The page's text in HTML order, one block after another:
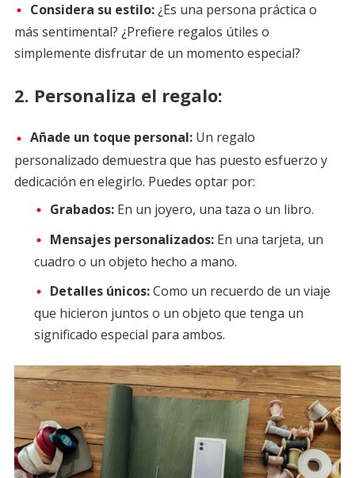
Considera su estilo:¿Es una persona práctica o
más sentimental? ¿Prefiere regalos útiles o
simplemente disfrutar de un momento especial?
2. Personaliza el regalo:
Añade un toque personal:Un regalo
personalizado demuestra que has puesto esfuerzo y
dedicación en elegirlo. Puedes optar por:
Grabados:En un joyero, una taza o un libro.
Mensajes personalizados:En una tarjeta, un
cuadro o un objeto hecho a mano.
Detalles únicos:Como un recuerdo de un viaje
que hicieron juntos o un objeto que tenga un
significado especial para ambos.